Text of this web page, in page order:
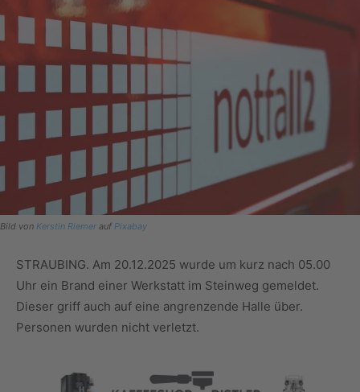
Bild von Kerstin Riemer auf Pixabay
STRAUBING. Am 20.12.2025 wurde um kurz nach 05.00
Uhr ein Brand einer Werkstatt im Steinweg gemeldet.
Dieser griff auch auf eine angrenzende Halle über.
Personen wurden nicht verletzt.